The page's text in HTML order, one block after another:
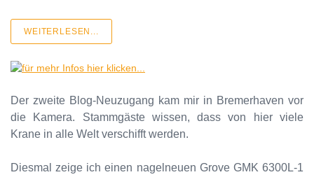
WEITERLESEN...
Der zweite Blog-Neuzugang kam mir in Bremerhaven vor
die Kamera. Stammgäste wissen, dass von hier viele
Krane in alle Welt verschifft werden.
Diesmal zeige ich einen nagelneuen Grove GMK 6300L-1